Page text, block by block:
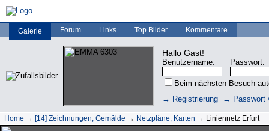
Galerie Forum Links Top Bilder Kommentare
Hallo Gast!
Benutzername: Passwort:
Beim nächsten Besuch
→ Registrierung
→ Passwort
Home → [14] Zeichnungen, Gemälde → Netzpläne, Karten → Liniennetz Erfurt